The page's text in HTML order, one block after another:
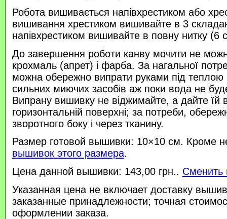
Робота вишивається напівхрестиком або
вишивання хрестиком вишивайте в 3
напівхрестиком вишивайте в повну нитку (6
До завершення роботи канву мочити не
крохмаль (апрет) і фарба. За нагальної
можна обережно випрати руками під
сильних миючих засобів аж поки вода не
Випрану вишивку не віджимайте, а дайте їй
горизонтальній поверхні; за потреби,
зворотного боку і через тканину.
Размер готовой вышивки: 10×10 см. Кроме
вышивок этого размера.
Цена данной вышивки: 143,00 грн.. Сменить
Указанная цена не включает доставку
заказанные принадлежности; точная
оформлении заказа.